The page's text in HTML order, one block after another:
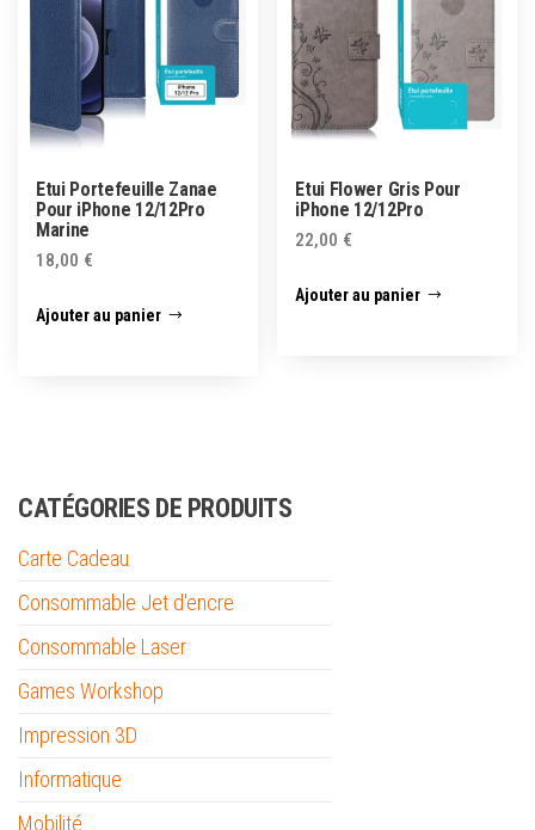
Etui Portefeuille Zanae
Pour iPhone 12/12Pro
Marine
18,00 €
Ajouter au panier
Etui Flower Gris Pour
iPhone 12/12Pro
22,00 €
Ajouter au panier
CATÉGORIES DE PRODUITS
Carte Cadeau
Consommable Jet d'encre
Consommable Laser
Games Workshop
Impression 3D
Informatique
Mobilité